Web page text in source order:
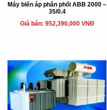
Máy biến áp phân phối ABB 2000 –
35/0.4
Giá bán: 952,390,000 VNĐ